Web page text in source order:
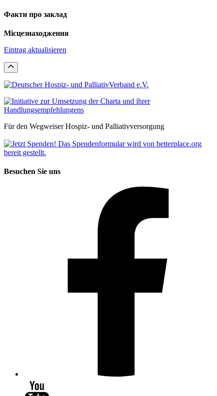
Факти про заклад
Місцезнаходження
Eintrag aktualisieren
Für den Wegweiser Hospiz- und Palliativversorgung
Besuchen Sie uns